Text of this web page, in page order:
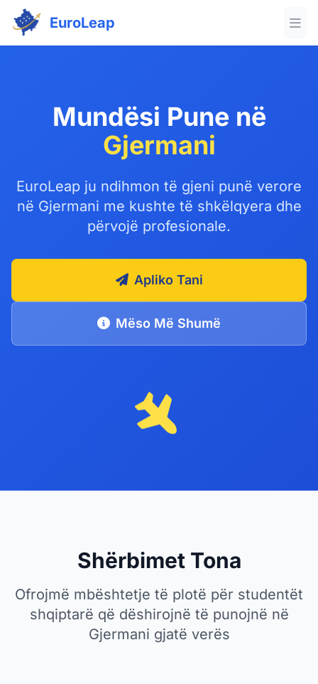
EuroLeap
Mundësi Pune në
Gjermani
EuroLeap ju ndihmon të gjeni punë verore
në Gjermani me kushte të shkëlqyera dhe
përvojë profesionale.
Apliko Tani
Mëso Më Shumë
Shërbimet Tona
Ofrojmë mbështetje të plotë për studentët
shqiptarë që dëshirojnë të punojnë në
Gjermani gjatë verës